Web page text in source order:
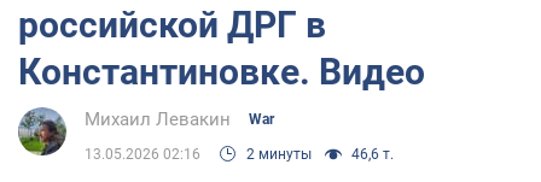
российской ДРГ в
Константиновке. Видео
Михаил Левакин War
13.05.2026 02:16 2 минуты 46,6 т.